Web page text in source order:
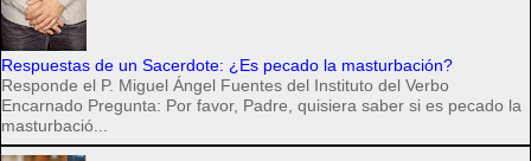
Respuestas de un Sacerdote: ¿Es pecado la masturbación?
Responde el P. Miguel Ángel Fuentes del Instituto del Verbo
Encarnado Pregunta: Por favor, Padre, quisiera saber si es pecado la
masturbació...